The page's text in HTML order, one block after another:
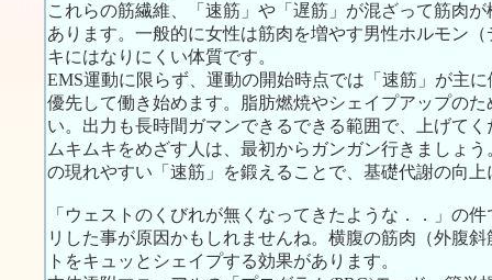
これらの筋繊維、「速筋」や「遅筋」が混ざって筋肉
あります。一般的に女性は筋肉を増やす男性ホルモン
キにはなりにくい体質です。
EMS運動に限らず、運動の開始時点では「速筋」が主
優先して働き始めます。脂肪燃焼やシェイプアップの
い。出力も長時間ガマンできるできる範囲で、上げてく
ムキムキをめざす人は、最初からガンガン行きましょ
の現れやすい「速筋」を鍛えることで、基礎代謝の向
「ウェストのくびれが無くなってきたような．．」の
リした事が原因かもしれませんね。横腹の筋肉（外腹
トをキュッとシェイプする効果があります。